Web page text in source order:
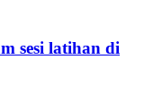
sesi latihan di